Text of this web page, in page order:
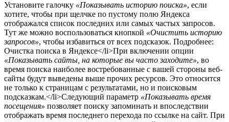
Установите галочку «Показывать историю поиска», если
хотите, чтобы при щелчке по пустому полю Яндекса
отображался список последних или самых частых запросов.
Тут же можно воспользоваться кнопкой «Очистить историю
запросов», чтобы избавиться от всех подсказок. Подробнее:
Очистка поиска в Яндексе</li>При включении опции
«Показывать сайты, на которые вы часто заходите», во
время поиска наиболее востребованные с вашей стороны веб-
сайты будут выведены выше прочих ресурсов. Это относится
не только к страницам с результатами, но и поисковым
подсказкам.</li>Следующий параметр «Показывать время
посещения» позволяет поиску запоминать и впоследствии
отображать время последнего перехода по ссылке на сайт. При